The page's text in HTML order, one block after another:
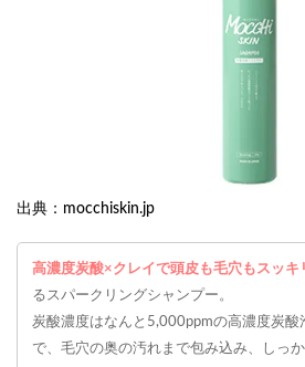
出典：mocchiskin.jp
高濃度炭酸×クレイで頭皮も毛穴もスッキ
るスパークリングシャンプー。
炭酸濃度はなんと5,000ppmの高濃度炭酸
で、毛穴の奥の汚れまで包み込み、しっか